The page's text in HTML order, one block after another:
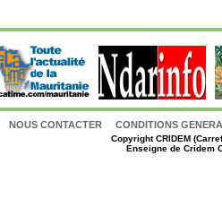
NOUS CONTACTER CONDITIONS
CopyrightCRIDEM
Enseigne de Cridem